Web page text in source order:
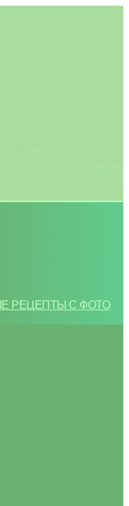
РЕЦЕПТЫ С ФОТО